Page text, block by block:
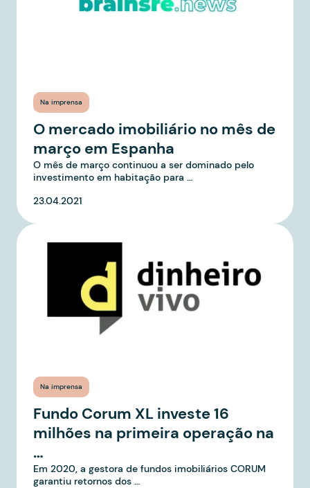
Na imprensa
O mercado imobiliário no mês de
março em Espanha
O mês de março continuou a ser dominado pelo
investimento em habitação para …
23.04.2021
Na imprensa
Fundo Corum XL investe 16
milhões na primeira operação na
…
Em 2020, a gestora de fundos imobiliários CORUM
garantiu retornos dos …